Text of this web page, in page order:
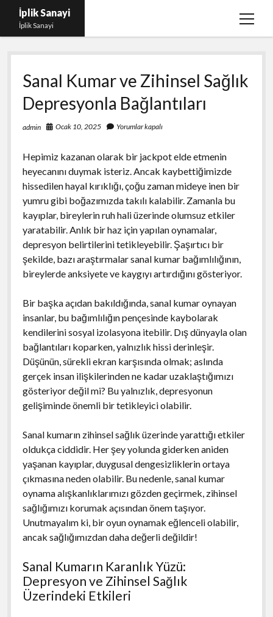
İplik Sanayi
İplik Sanayi
menüyü
Facebook Beğeni Arttırma Bedava
Igtv Yorum Çoğaltma Şifresiz
Instagram Beğeni Satın Al Türk
Linkedin Beğeni Atma Parasız
Sayfa Listesi
Sanal Kumar ve Zihinsel Sağlık
Depresyonla Bağlantıları
admin Ocak 10, 2025 Yorumlar kapalı
Hepimiz kazanan olarak bir jackpot elde etmenin
heyecanını duymak isteriz. Ancak kaybettiğimizde
hissedilen hayal kırıklığı, çoğu zaman mideye inen bir
yumru gibi boğazımızda takılı kalabilir. Zamanla bu
kayıplar, bireylerin ruh hali üzerinde olumsuz etkiler
yaratabilir. Anlık bir haz için yapılan oynamalar,
depresyon belirtilerini tetikleyebilir. Şaşırtıcı bir
şekilde, bazı araştırmalar sanal kumar bağımlılığının,
bireylerde anksiyete ve kaygıyı artırdığını gösteriyor.
Bir başka açıdan bakıldığında, sanal kumar oynayan
insanlar, bu bağımlılığın pençesinde kaybolarak
kendilerini sosyal izolasyona itebilir. Dış dünyayla olan
bağlantıları koparken, yalnızlık hissi derinleşir.
Düşünün, sürekli ekran karşısında olmak; aslında
gerçek insan ilişkilerinden ne kadar uzaklaştığımızı
gösteriyor değil mi? Bu yalnızlık, depresyonun
gelişiminde önemli bir tetikleyici olabilir.
Sanal kumarın zihinsel sağlık üzerinde yarattığı etkiler
oldukça ciddidir. Her şey yolunda giderken aniden
yaşanan kayıplar, duygusal dengesizliklerin ortaya
çıkmasına neden olabilir. Bu nedenle, sanal kumar
oynama alışkanlıklarımızı gözden geçirmek, zihinsel
sağlığımızı korumak açısından önem taşıyor.
Unutmayalım ki, bir oyun oynamak eğlenceli olabilir,
ancak sağlığımızdan daha değerli değildir!
Sanal Kumarın Karanlık Yüzü:
Depresyon ve Zihinsel Sağlık
Üzerindeki Etkileri